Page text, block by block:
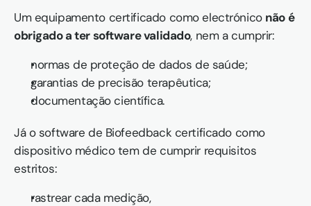
Um equipamento certificado como electrónico não é
obrigado a ter software validado, nem a cumprir:
normas de proteção de dados de saúde;
garantias de precisão terapêutica;
documentação científica.
Já o software de Biofeedback certificado como
dispositivo médico tem de cumprir requisitos
estritos:
rastrear cada medição,